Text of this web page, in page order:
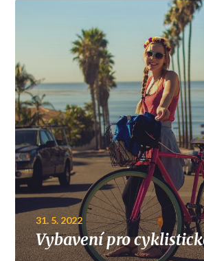
31. 5. 2022
Vybavení pro